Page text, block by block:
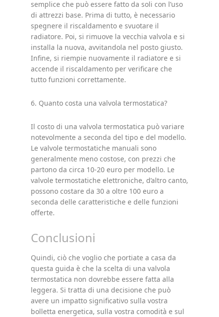
semplice che può essere fatto da soli con l’uso
di attrezzi base. Prima di tutto, è necessario
spegnere il riscaldamento e svuotare il
radiatore. Poi, si rimuove la vecchia valvola e si
installa la nuova, avvitandola nel posto giusto.
Infine, si riempie nuovamente il radiatore e si
accende il riscaldamento per verificare che
tutto funzioni correttamente.
6. Quanto costa una valvola termostatica?
Il costo di una valvola termostatica può variare
notevolmente a seconda del tipo e del modello.
Le valvole termostatiche manuali sono
generalmente meno costose, con prezzi che
partono da circa 10-20 euro per modello. Le
valvole termostatiche elettroniche, d’altro canto,
possono costare da 30 a oltre 100 euro a
seconda delle caratteristiche e delle funzioni
offerte.
Conclusioni
Quindi, ciò che voglio che portiate a casa da
questa guida è che la scelta di una valvola
termostatica non dovrebbe essere fatta alla
leggera. Si tratta di una decisione che può
avere un impatto significativo sulla vostra
bolletta energetica, sulla vostra comodità e sul